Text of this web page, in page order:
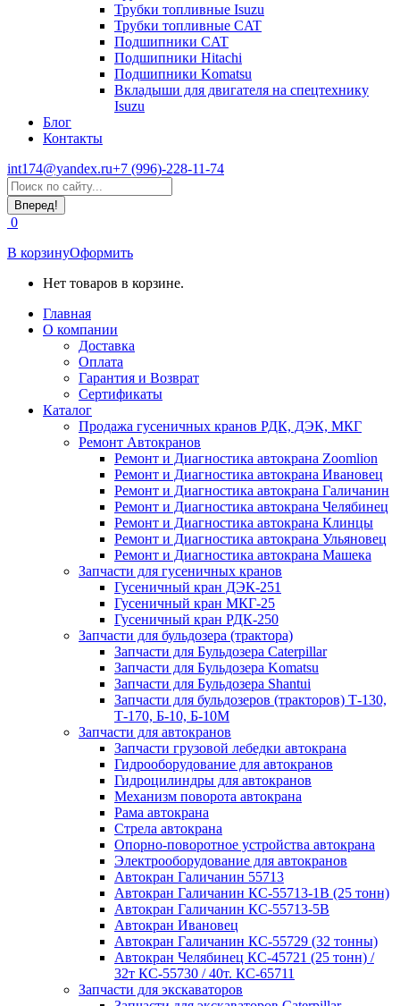
Трубки топливные Isuzu
Трубки топливные CAT
Подшипники CAT
Подшипники Hitachi
Подшипники Komatsu
Вкладыши для двигателя на спецтехнику
Isuzu
Блог
Контакты
int174@yandex.ru+7 (996)-228-11-74
Страница
WhatsApp
открывается
в
новом
окне
Поиск:
0
В корзинуОформить
Нет товаров в корзине.
Главная
О компании
Доставка
Оплата
Гарантия и Возврат
Сертификаты
Каталог
Продажа гусеничных кранов РДК, ДЭК, МКГ
Ремонт Автокранов
Ремонт и Диагностика автокрана Zoomlion
Ремонт и Диагностика автокрана Ивановец
Ремонт и Диагностика автокрана Галичанин
Ремонт и Диагностика автокрана Челябинец
Ремонт и Диагностика автокрана Клинцы
Ремонт и Диагностика автокрана Ульяновец
Ремонт и Диагностика автокрана Машека
Запчасти для гусеничных кранов
Гусеничный кран ДЭК-251
Гусеничный кран МКГ-25
Гусеничный кран РДК-250
Запчасти для бульдозера (трактора)
Запчасти для Бульдозера Caterpillar
Запчасти для Бульдозера Komatsu
Запчасти для Бульдозера Shantui
Запчасти для бульдозеров (тракторов) Т-130,
Т-170, Б-10, Б-10М
Запчасти для автокранов
Запчасти грузовой лебедки автокрана
Гидрооборудование для автокранов
Гидроцилиндры для автокранов
Механизм поворота автокрана
Рама автокрана
Стрела автокрана
Опорно-поворотное устройства автокрана
Электрооборудование для автокранов
Автокран Галичанин 55713
Автокран Галичанин КС-55713-1В (25 тонн)
Автокран Галичанин КС-55713-5В
Автокран Ивановец
Автокран Галичанин КС-55729 (32 тонны)
Автокран Челябинец КС-45721 (25 тонн) /
32т КС-55730 / 40т. КС-65711
Запчасти для экскаваторов